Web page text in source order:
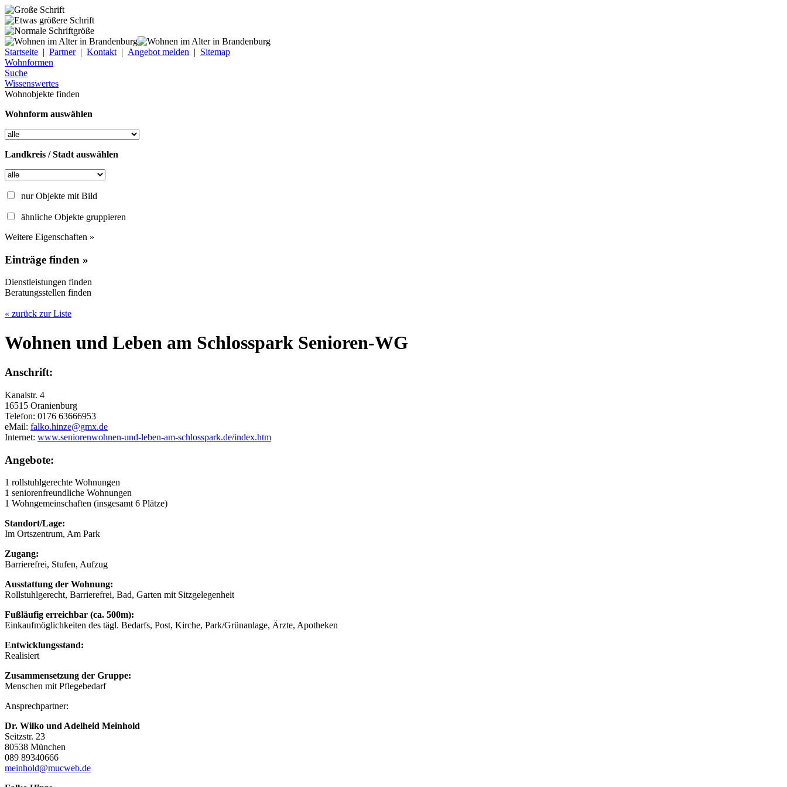
Startseite | Partner| Kontakt | Angebot melden | Sitemap
Wohnformen
Suche
Wissenswertes
Wohnobjekte finden
Wohnform auswählen
Landkreis / Stadt auswählen
nur Objekte mit Bild
ähnliche Objekte gruppieren
Weitere Eigenschaften »
Einträge finden »
Dienstleistungen finden
Beratungsstellen finden
« zurück zur Liste
Wohnen und Leben am Schlosspark Senioren-WG
Anschrift:
Kanalstr. 4
16515 Oranienburg
Telefon: 0176 63666953
eMail: falko.hinze@gmx.de
Internet: www.seniorenwohnen-und-leben-am-schlosspark.de/index.htm
Angebote:
1 rollstuhlgerechte Wohnungen
1 seniorenfreundliche Wohnungen
1 Wohngemeinschaften (insgesamt 6 Plätze)
Standort/Lage:
Im Ortszentrum, Am Park
Zugang:
Barrierefrei, Stufen, Aufzug
Ausstattung der Wohnung:
Rollstuhlgerecht, Barrierefrei, Bad, Garten mit Sitzgelegenheit
Fußläufig erreichbar (ca. 500m):
Einkaufmöglichkeiten des tägl. Bedarfs, Post, Kirche, Park/Grünanlage, Ärzte, Apotheken
Entwicklungsstand:
Realisiert
Zusammensetzung der Gruppe:
Menschen mit Pflegebedarf
Ansprechpartner:
Dr. Wilko und Adelheid Meinhold
Seitzstr. 23
80538 München
089 89340666
meinhold@mucweb.de